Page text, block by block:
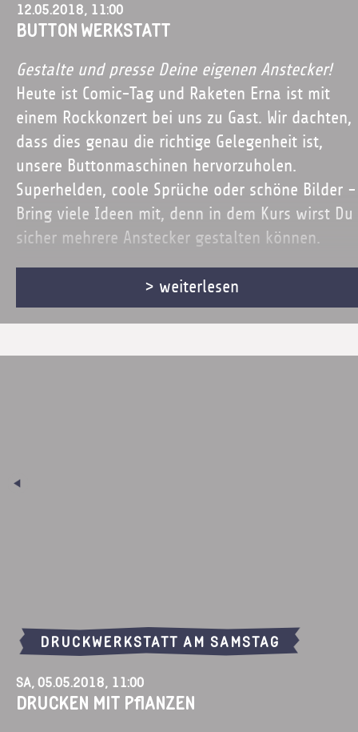
12.05.2018, 11:00
BUTTON WERKSTATT
Gestalte und presse Deine eigenen Anstecker!
Heute ist Comic-Tag und Raketen Erna ist mit
einem Rockkonzert bei uns zu Gast. Wir dachten,
dass dies genau die richtige Gelegenheit ist,
unsere Buttonmaschinen hervorzuholen.
Superhelden, coole Sprüche oder schöne Bilder -
Bring viele Ideen mit, denn in dem Kurs wirst Du
sicher mehrere Anstecker gestalten können.
> weiterlesen
DRUCKWERKSTATT AM SAMSTAG
Sa, 05.05.2018, 11:00
Drucken mit Pflanzen